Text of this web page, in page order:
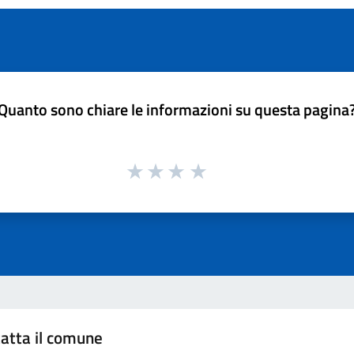
sono chiare le informazioni su questa
il comune